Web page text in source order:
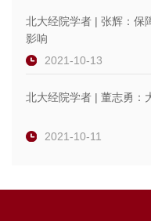
北大经院学者 | 张辉：保
影响
2021-10-13
北大经院学者 | 董志勇：
2021-10-11